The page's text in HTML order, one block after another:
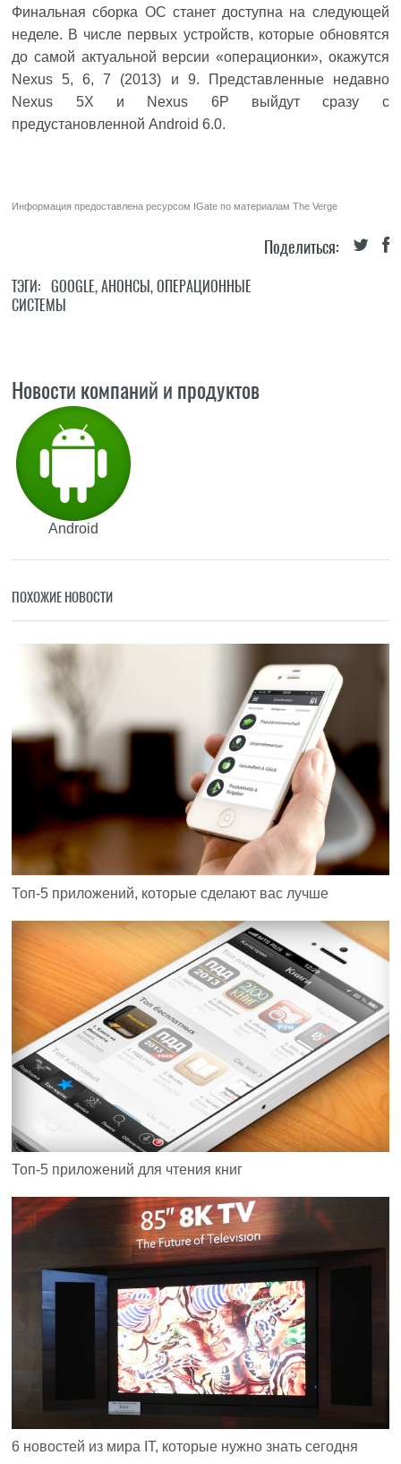
Финальная сборка ОС станет доступна на следующей
неделе. В числе первых устройств, которые обновятся
до самой актуальной версии «операционки», окажутся
Nexus 5, 6, 7 (2013) и 9. Представленные недавно
Nexus 5X и Nexus 6P выйдут сразу с
предустановленной Android 6.0.
Информация предоставлена ресурсом IGate по материаламThe Verge
Поделиться:
ТЭГИ: GOOGLE,АНОНСЫ,ОПЕРАЦИОННЫЕ
СИСТЕМЫ
Новости компаний и продуктов
Android
ПОХОЖИЕ НОВОСТИ
Топ-5 приложений, которые сделают вас лучше
Топ-5 приложений для чтения книг
6 новостей из мира IT, которые нужно знать сегодня